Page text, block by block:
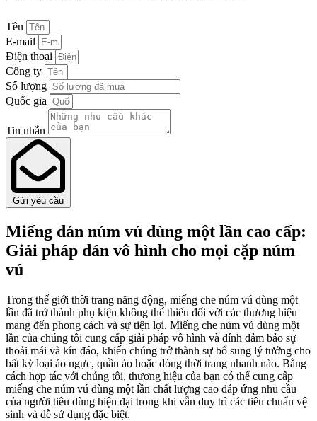
Tên
E-mail
Điện thoại
Công ty
Số lượng
Quốc gia
Tin nhắn
Gửi yêu cầu
Miếng dán núm vú dùng một lần cao cấp:
Giải pháp dán vô hình cho mọi cặp núm
vú
Trong thế giới thời trang năng động, miếng che núm vú dùng một
lần đã trở thành phụ kiện không thể thiếu đối với các thương hiệu
mang đến phong cách và sự tiện lợi. Miếng che núm vú dùng một
lần của chúng tôi cung cấp giải pháp vô hình và dính đảm bảo sự
thoải mái và kín đáo, khiến chúng trở thành sự bổ sung lý tưởng cho
bất kỳ loại áo ngực, quần áo hoặc dòng thời trang nhanh nào. Bằng
cách hợp tác với chúng tôi, thương hiệu của bạn có thể cung cấp
miếng che núm vú dùng một lần chất lượng cao đáp ứng nhu cầu
của người tiêu dùng hiện đại trong khi vẫn duy trì các tiêu chuẩn vệ
sinh và dễ sử dụng đặc biệt.